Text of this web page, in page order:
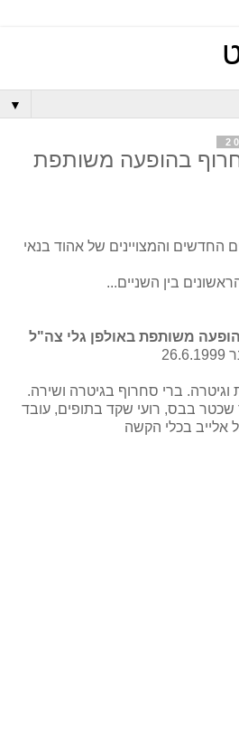
▼
בהופעה משותפת
החדשים והמצויינים של אהוד בנאי
בין השניים...
משותפת באולפן גלי צה"ל
ברי סחרוף בגיטרה ושירה.
שכטר בבס, רועי שקד בתופים, עובד
אלייב בכלי הקשה